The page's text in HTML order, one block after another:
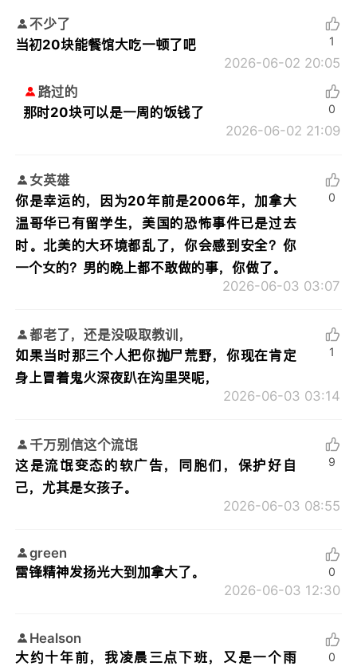
不少了
当初20块能餐馆大吃一顿了吧
2026-06-02 20:05
1
路过的
那时20块可以是一周的饭钱了
2026-06-02 21:09
0
女英雄
你是幸运的，因为20年前是2006年，加拿大
温哥华已有留学生，美国的恐怖事件已是过去
时。北美的大环境都乱了，你会感到安全？你
一个女的？男的晚上都不敢做的事，你做了。
2026-06-03 03:07
0
都老了，还是没吸取教训，
如果当时那三个人把你抛尸荒野，你现在肯定
身上冒着鬼火深夜趴在沟里哭呢，
2026-06-03 03:14
1
千万别信这个流氓
这是流氓变态的软广告，同胞们，保护好自
己，尤其是女孩子。
2026-06-03 08:55
9
green
雷锋精神发扬光大到加拿大了。
2026-06-03 12:30
0
Healson
大约十年前，我凌晨三点下班，又是一个雨
0